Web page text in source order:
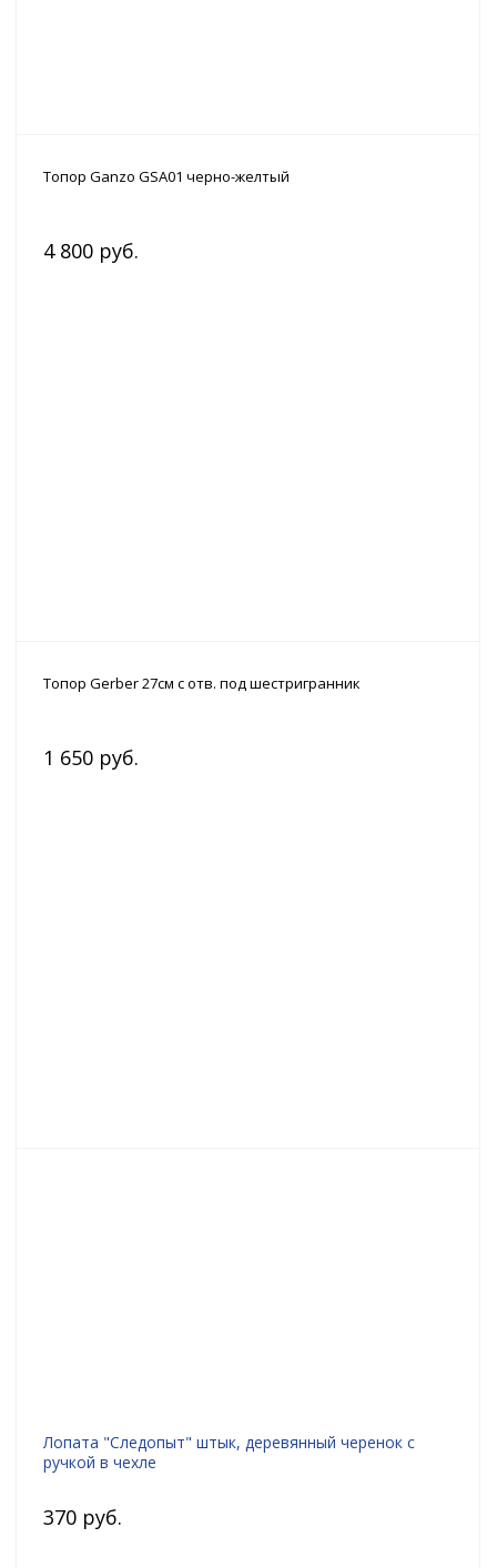
Топор Ganzo GSA01 черно-желтый
4 800 руб.
Топор Gerber 27см с отв. под шестригранник
1 650 руб.
Лопата "Следопыт" штык, деревянный черенок с
ручкой в чехле
370 руб.